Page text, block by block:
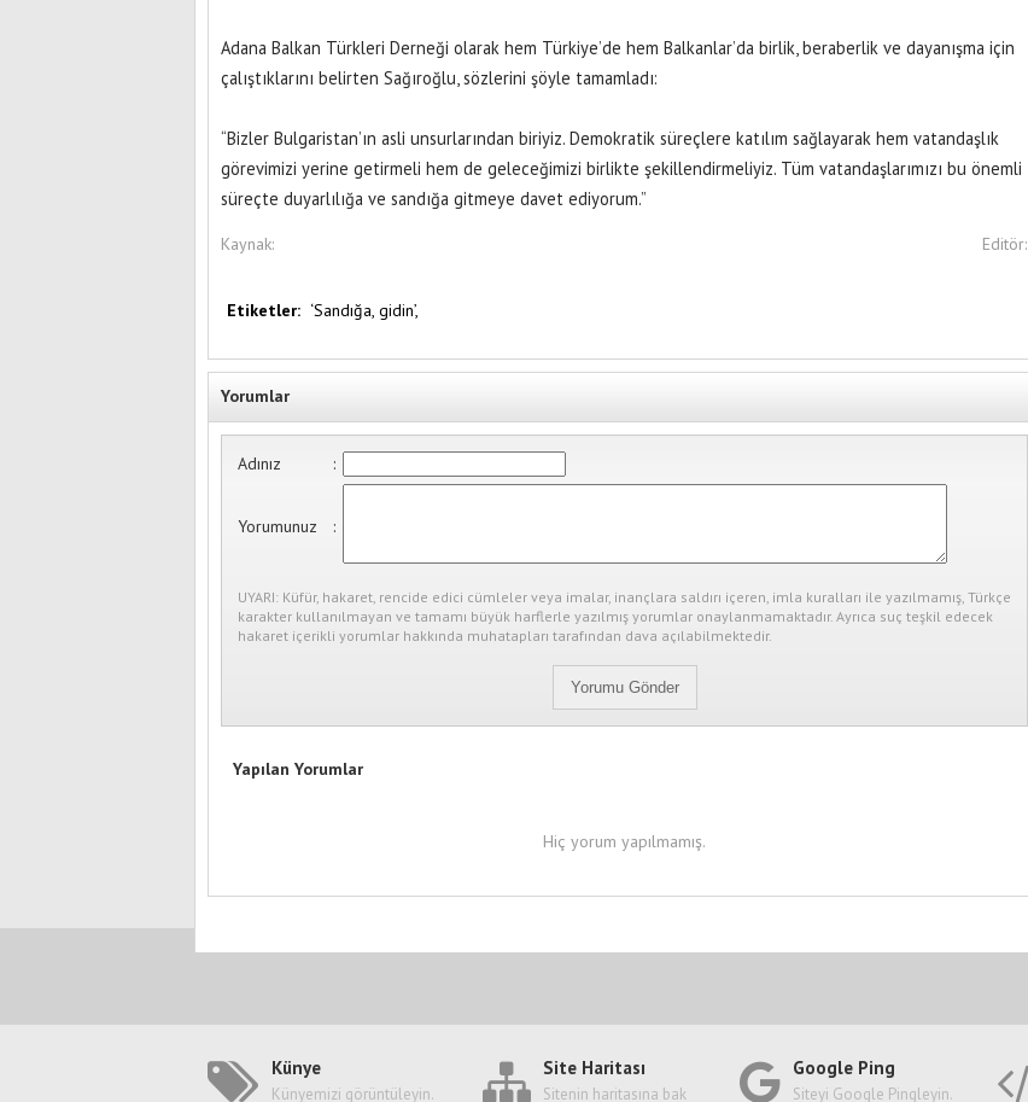
Adana Balkan Türkleri Derneği olarak hem Türkiye’de hem Balkanlar’da birlik, beraberlik ve dayanışma için
çalıştıklarını belirten Sağıroğlu, sözlerini şöyle tamamladı:
“Bizler Bulgaristan’ın asli unsurlarından biriyiz. Demokratik süreçlere katılım sağlayarak hem vatandaşlık
görevimizi yerine getirmeli hem de geleceğimizi birlikte şekillendirmeliyiz. Tüm vatandaşlarımızı bu önemli
süreçte duyarlılığa ve sandığa gitmeye davet ediyorum.”
Kaynak: Editör:
Etiketler: ‘Sandığa, gidin’,
Yorumlar
Adınız :
Yorumunuz :
UYARI: Küfür, hakaret, rencide edici cümleler veya imalar, inançlara saldırı içeren, imla kuralları ile yazılmamış, Türkçe
karakter kullanılmayan ve tamamı büyük harflerle yazılmış yorumlar onaylanmamaktadır. Ayrıca suç teşkil edecek
hakaret içerikli yorumlar hakkında muhatapları tarafından dava açılabilmektedir.
Yapılan Yorumlar
Hiç yorum yapılmamış.
Künye
Künyemizi görüntüleyin.
Site Haritası
Sitenin haritasına bak
Google Ping
Siteyi Google Pingleyin.